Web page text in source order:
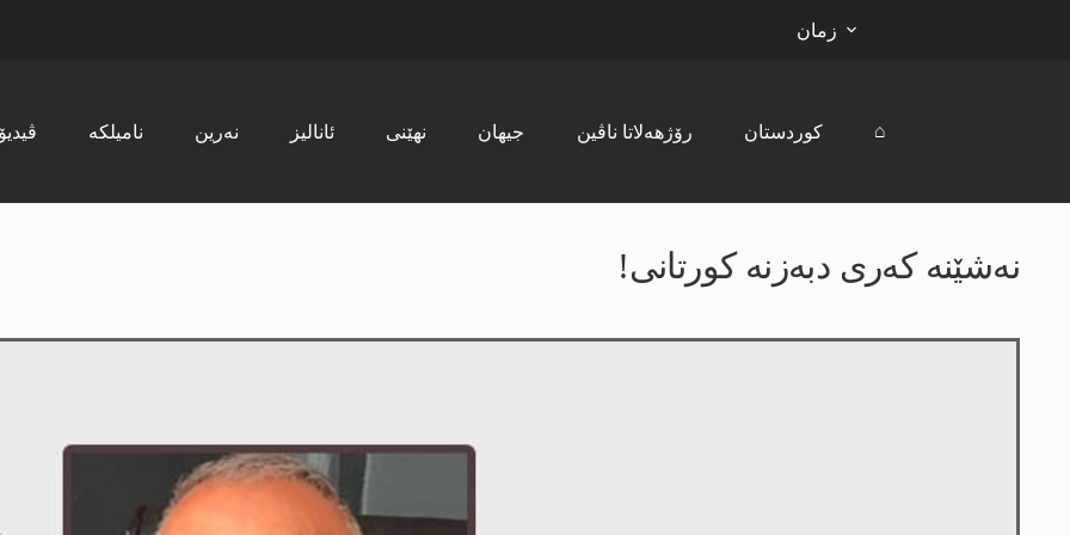
زمان
ڤیدیۆ نامیلکە نەرین ئانالیز نھێنی جیھان رۆژھەلاتا ناڤین کوردستان ⌂
نەشێنە کەری دبەزنە کورتانی!